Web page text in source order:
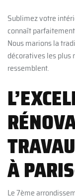
Sublimez votre
connaît
Nous marions la
décoratives les plus
ressemblent.
À
Le 7ème